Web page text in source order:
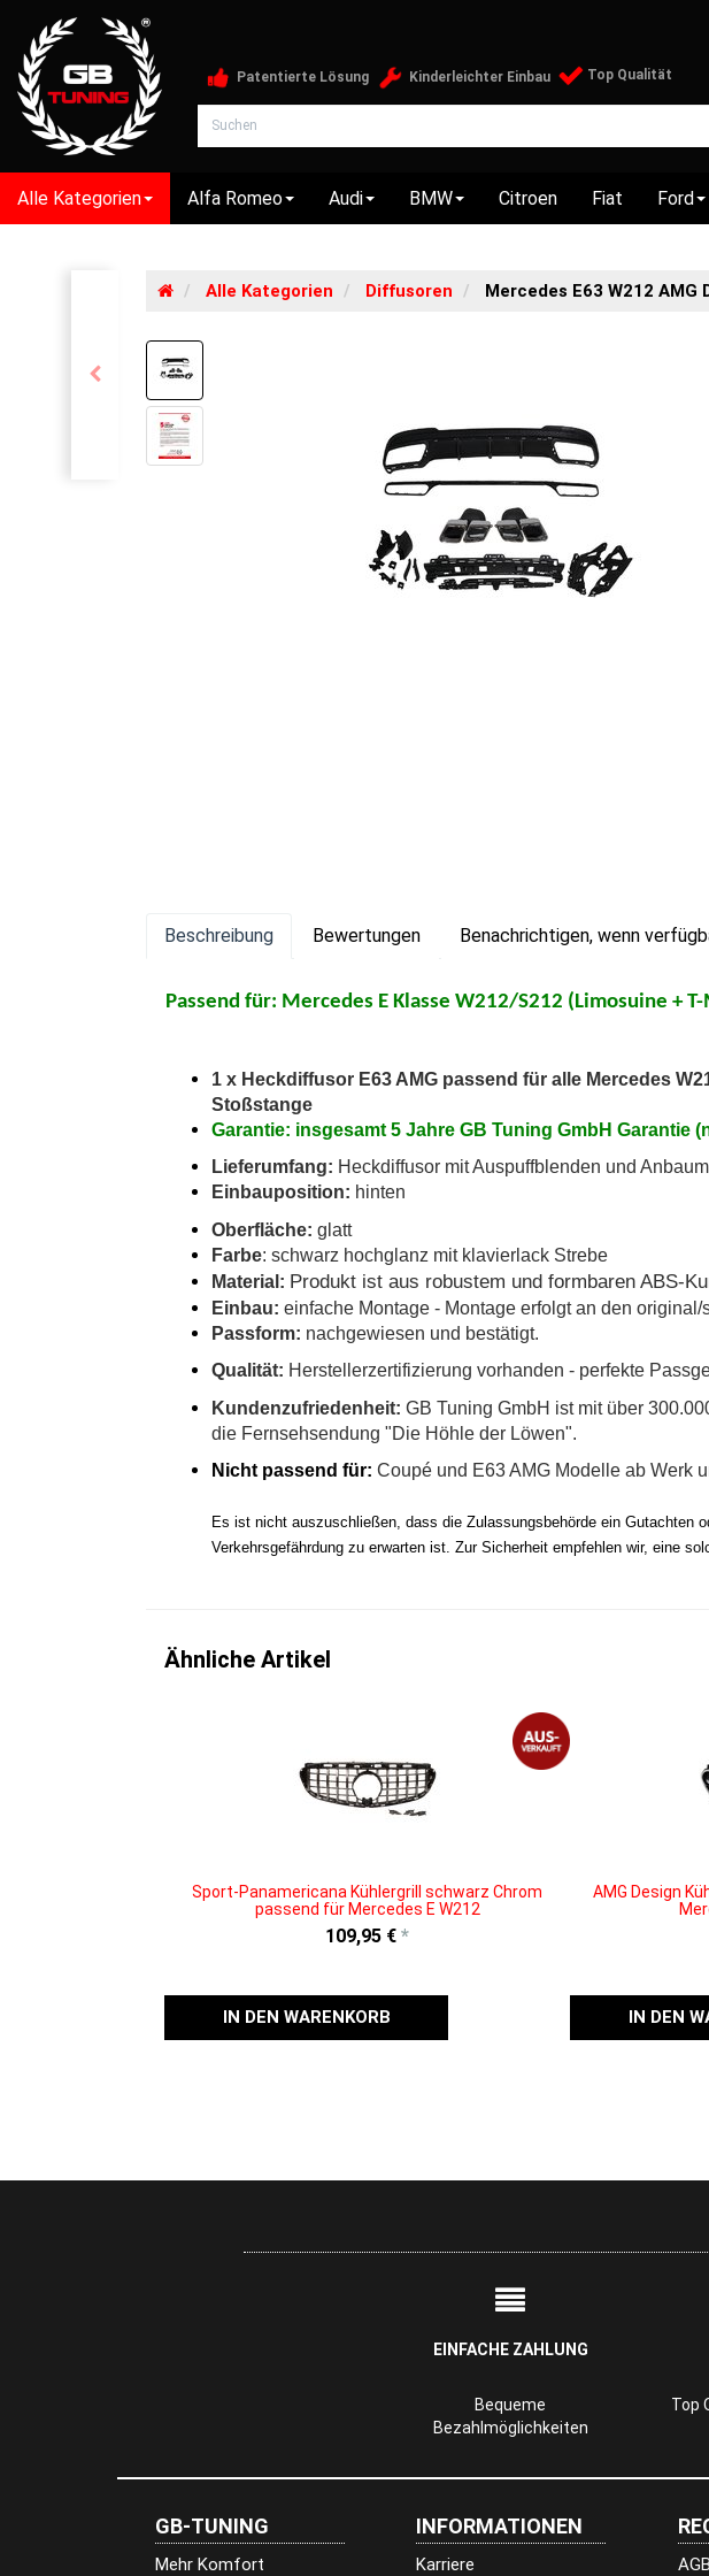
Patentierte Lösung Kinderleichter Einbau Top Qualität
Alle Kategorien Alfa Romeo Audi BMW Citroen Fiat Ford
Alle Kategorien Diffusoren Mercedes E63 W212
Beschreibung Bewertungen Benachrichtigen, wenn
Passend für: Mercedes E Klasse W212/S212 (Limosuine
1 x Heckdiffusor E63 AMG passend für alle Mercedes
Stoßstange
Garantie: insgesamt 5 Jahre GB Tuning GmbH Garantie
Lieferumfang: Heckdiffusor mit Auspuffblenden und
Einbauposition: hinten
Oberfläche: glatt
Farbe: schwarz hochglanz mit klavierlack Strebe
Material: Produkt ist aus robustem und formbaren ABS-
Einbau: einfache Montage - Montage erfolgt an den
Passform: nachgewiesen und bestätigt.
Qualität: Herstellerzertifizierung vorhanden - perfekte
Kundenzufriedenheit: GB Tuning GmbH ist mit über
die Fernsehsendung "Die Höhle der Löwen".
Nicht passend für: Coupé und E63 AMG Modelle ab Werk
Es ist nicht auszuschließen, dass die Zulassungsbehörde ein Gutachten
Verkehrsgefährdung zu erwarten ist. Zur Sicherheit empfehlen wir, eine
Ähnliche Artikel
Sport-Panamericana Kühlergrill schwarz Chrom
passend für Mercedes E W212
109,95 € *
IN DEN WARENKORB
AMG Design
IN DEN
EINFACHE ZAHLUNG
Bequeme
Bezahlmöglichkeiten
Top
GB-TUNING
Mehr Komfort
INFORMATIONEN
Karriere AGB